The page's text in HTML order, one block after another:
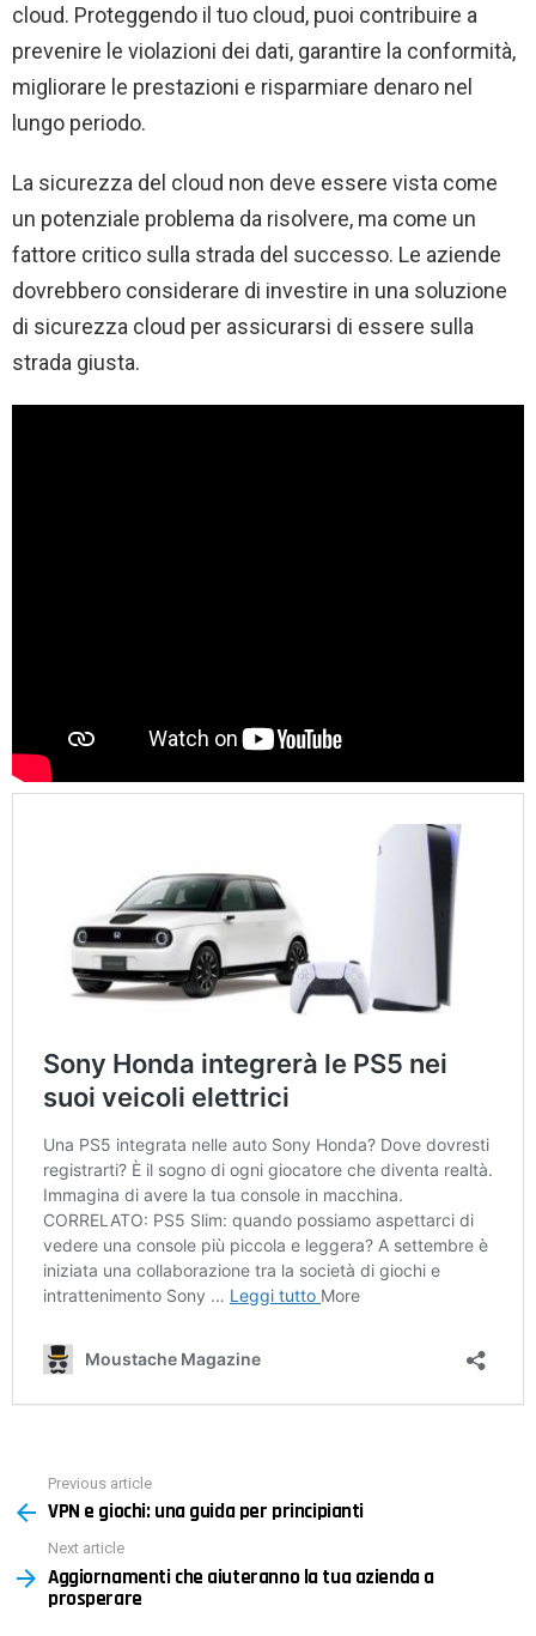
cloud. Proteggendo il tuo cloud, puoi contribuire a
prevenire le violazioni dei dati, garantire la conformità,
migliorare le prestazioni e risparmiare denaro nel
lungo periodo.
La sicurezza del cloud non deve essere vista come
un potenziale problema da risolvere, ma come un
fattore critico sulla strada del successo. Le aziende
dovrebbero considerare di investire in una soluzione
di sicurezza cloud per assicurarsi di essere sulla
strada giusta.
more
Previous article
VPN e giochi: una guida per principianti
Next article
Aggiornamenti che aiuteranno la tua azienda a
prosperare